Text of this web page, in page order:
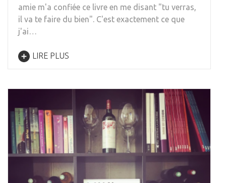
amie m'a confiée ce livre en me disant "tu verras,
il va te faire du bien". C'est exactement ce que
j'ai…
LIRE PLUS